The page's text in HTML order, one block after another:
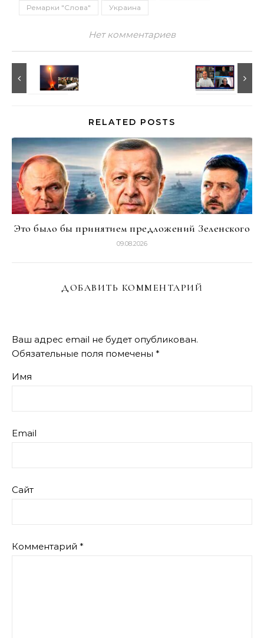
Ремарки "Слова"
Украина
Нет комментариев
RELATED POSTS
Это было бы принятием предложений Зеленского
09.08.2026
ДОБАВИТЬ КОММЕНТАРИЙ
Ваш адрес email не будет опубликован.
Обязательные поля помечены *
Имя
Email
Сайт
Комментарий *